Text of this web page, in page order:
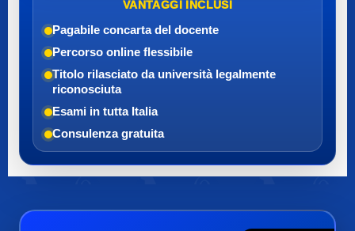
VANTAGGI INCLUSI
Pagabile concarta del docente
Percorso online flessibile
Titolo rilasciato da università legalmente
riconosciuta
Esami in tutta Italia
Consulenza gratuita